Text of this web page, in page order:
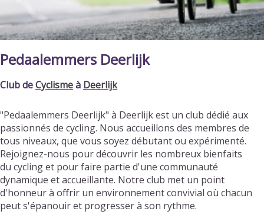
Pedaalemmers Deerlijk
Club deCyclismeà Deerlijk
"Pedaalemmers Deerlijk" à Deerlijk est un club dédié aux
passionnés de cycling. Nous accueillons des membres de
tous niveaux, que vous soyez débutant ou expérimenté.
Rejoignez-nous pour découvrir les nombreux bienfaits
du cycling et pour faire partie d'une communauté
dynamique et accueillante. Notre club met un point
d'honneur à offrir un environnement convivial où chacun
peut s'épanouir et progresser à son rythme.